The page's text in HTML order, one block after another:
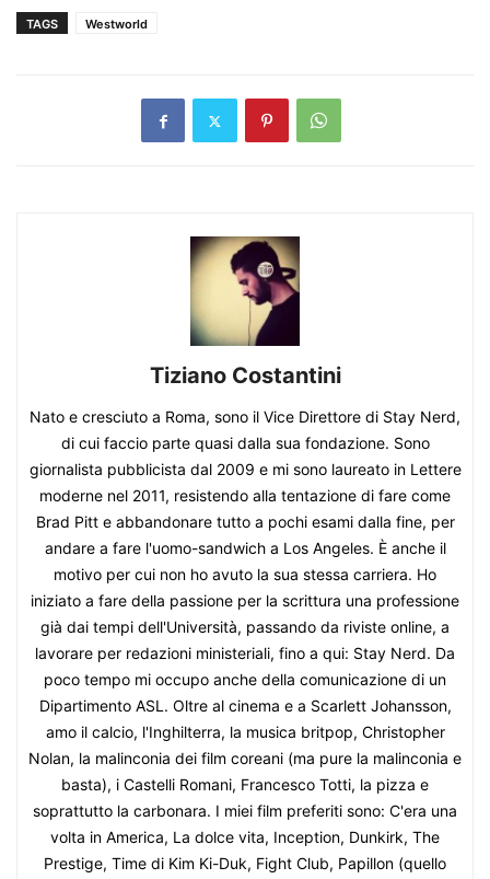
TAGS Westworld
Tiziano Costantini
Nato e cresciuto a Roma, sono il Vice Direttore di Stay Nerd,
di cui faccio parte quasi dalla sua fondazione. Sono
giornalista pubblicista dal 2009 e mi sono laureato in Lettere
moderne nel 2011, resistendo alla tentazione di fare come
Brad Pitt e abbandonare tutto a pochi esami dalla fine, per
andare a fare l'uomo-sandwich a Los Angeles. È anche il
motivo per cui non ho avuto la sua stessa carriera. Ho
iniziato a fare della passione per la scrittura una professione
già dai tempi dell'Università, passando da riviste online, a
lavorare per redazioni ministeriali, fino a qui: Stay Nerd. Da
poco tempo mi occupo anche della comunicazione di un
Dipartimento ASL. Oltre al cinema e a Scarlett Johansson,
amo il calcio, l'Inghilterra, la musica britpop, Christopher
Nolan, la malinconia dei film coreani (ma pure la malinconia e
basta), i Castelli Romani, Francesco Totti, la pizza e
soprattutto la carbonara. I miei film preferiti sono: C'era una
volta in America, La dolce vita, Inception, Dunkirk, The
Prestige, Time di Kim Ki-Duk, Fight Club, Papillon (quello